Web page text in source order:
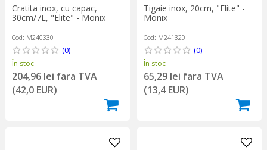
Cratita inox, cu capac,
30cm/7L, "Elite" - Monix
Cod: M240330
(0)
În stoc
204,96 lei fara TVA
(42,0 EUR)
Tigaie inox, 20cm, "Elite" -
Monix
Cod: M241320
(0)
În stoc
65,29 lei fara TVA
(13,4 EUR)